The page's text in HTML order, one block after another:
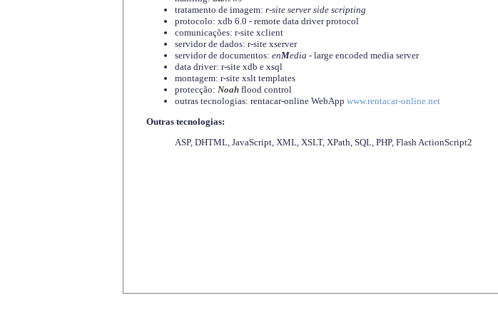
tratamento de imagem: r-site server side scripting
protocolo: xdb 6.0 - remote data driver protocol
comunicações: r-site xclient
servidor de dados: r-site xserver
servidor de documentos: enMedia - large encoded media server
data driver: r-site xdb e xsql
montagem: r-site xslt templates
protecção: Noahflood control
outras tecnologias: rentacar-online WebApp www.rentacar-online.net
Outras tecnologias:
ASP, DHTML, JavaScript, XML, XSLT, XPath, SQL, PHP, Flash ActionScript2